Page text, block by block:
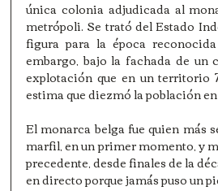
única colonia adjudicada al
metrópoli. Se trató del Estado
figura para la época
embargo, bajo la fachada de un
explotación que en un territorio
estima que diezmó la población
El monarca belga fue quien más
marfil, en un primer momento, y
precedente, desde finales de la
en directo porque jamás puso un